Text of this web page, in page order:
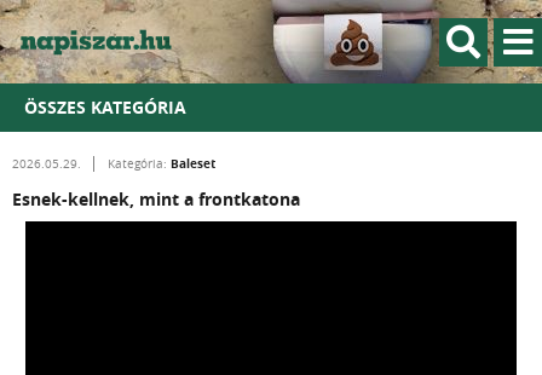
ÖSSZES KATEGÓRIA
2026.05.29. Kategória: Baleset
Esnek-kellnek, mint a frontkatona